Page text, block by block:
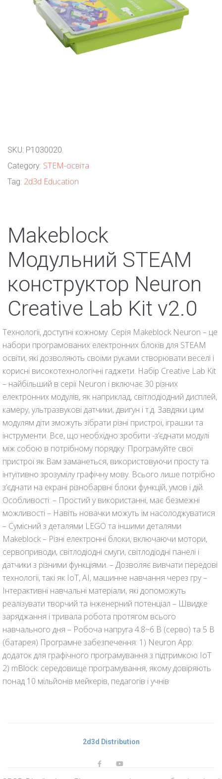
SKU: P1030020
Category: STEM-освіта
Tag: 2d3d Education
Makeblock
Модульний STEAM
конструктор Neuron
Creative Lab Kit v2.0
Технології, доступні кожному. Серія Makeblock Neuron – це
набори програмованих електронних блоків для STEAM
освіти, які дозволяють своїми руками створювати веселі і
корисні високотехнологічні гаджети. Набір Creative Lab Kit
– найбільший в серії Neuron і включає 30 різних
електронних модулів, як наприклад, світлодіодний дисплей,
камеру, ультразвукові датчики, двигун і т.д. Завдяки цим
модулям діти зможуть зібрати різні пристрої, іграшки та
інструменти. Все, що необхідно зробити -з’єднати модулі
між собою в потрібному порядку. Програмуйте свої
пристрої як Вам заманеться, використовуючи просту та
інтуїтивно зрозумілу графічну мову. Всього лише потрібно
з’єднати на екрані різнобарвні блоки функцій, умов і дій.
Особливості: – Простий у використанні, має безмежні
можливості – Навіть новачки можуть їм насолоджуватися
– Сумісний з деталями LEGO та іншими деталями
Makeblock – Різні електронні блоки, включаючи мотори,
сервоприводи, світлодіодні смуги, світлодіодні панелі і
датчики з різними функціями. – Дозволяє вивчати передові
технології, такі як IoT, AI, машинне навчання через гру –
Інтерактивні навчальні матеріали, які допоможуть
реалізувати творчий та інженерний потенціал – Швидке
заряджання і тривала робота протягом всього
навчального дня – Робоча напруга 4.8~6 В (серво) та 5 В
(батарея) Програмне забезпечення: 1) Neuron App:
додаток для графічного програмування з підтримкою IoT
2) mBlock: середовище програмування, якому довіряють
понад 10 мільйонів мейкерів, педагогів і учнів
2d3d Distribution